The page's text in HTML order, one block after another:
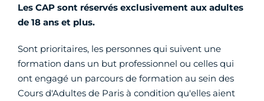
Les CAP sont réservés exclusivement aux adultes
de 18 ans et plus.
Sont prioritaires, les personnes qui suivent une
formation dans un but professionnel ou celles qui
ont engagé un parcours de formation au sein des
Cours d'Adultes de Paris à condition qu'elles aient